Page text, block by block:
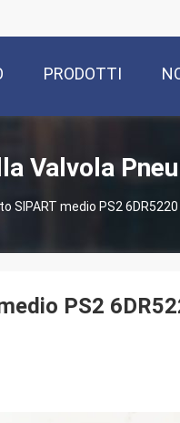
PRODOTTI
Valvola
SIPART medio PS2
PS2